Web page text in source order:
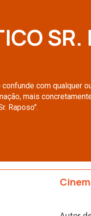
SR.
com qualquer
mais
Raposo".